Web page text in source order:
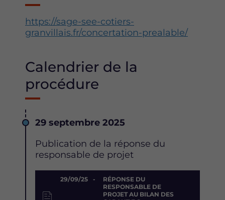
https://sage-see-cotiers-
granvillais.fr/concertation-prealable/
Calendrier de la
procédure
Date
29 septembre 2025
Description
Publication de la réponse du
responsable de projet
Document
29/09/25
RÉPONSE DU
RESPONSABLE DE
PROJET AU BILAN DES